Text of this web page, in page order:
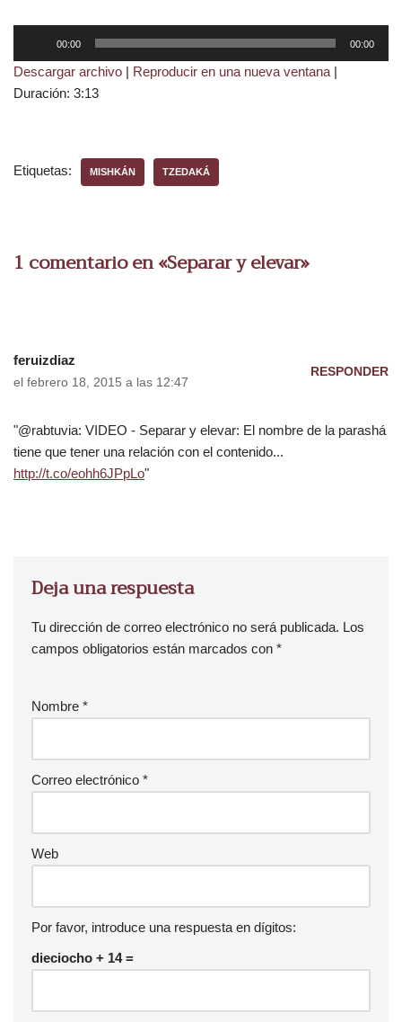
p
r
u
d
d
i
00:00 00:00
Descargar archivo | Reproducir en una nueva ventana |
Duración: 3:13
Etiquetas: MISHKÁN TZEDAKÁ
1 comentario en «Separar y elevar»
feruizdiaz
el febrero 18, 2015 a las 12:47
RESPONDER
"@rabtuvia: VIDEO - Separar y elevar: El nombre de la parashá
tiene que tener una relación con el contenido...
http://t.co/eohh6JPpLo"
Deja una respuesta
Tu dirección de correo electrónico no será publicada. Los
campos obligatorios están marcados con *
Nombre *
Correo electrónico *
Web
Por favor, introduce una respuesta en dígitos:
dieciocho + 14 =